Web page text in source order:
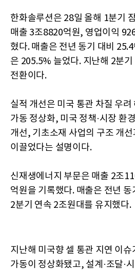
한화솔루션은 28일 올해 1분기
매출 3조8820억원, 영업이익
혔다. 매출은 전년 동기 대비
은 205.5% 늘었다. 지난해 2분
전환이다.
실적 개선은 미국 통관 차질 우
가동 정상화, 미국 정책·시장 환
개선, 기초소재 사업의 구조 개
이끌었다는 설명이다.
신재생에너지 부문은 매출 2조
억원을 기록했다. 매출은 전년
2분기 연속 2조원대를 유지했다.
지난해 미국향 셀 통관 지연 이
가동이 정상화됐고, 설계·조달·